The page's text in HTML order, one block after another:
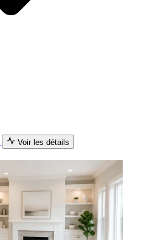
Voir les détails